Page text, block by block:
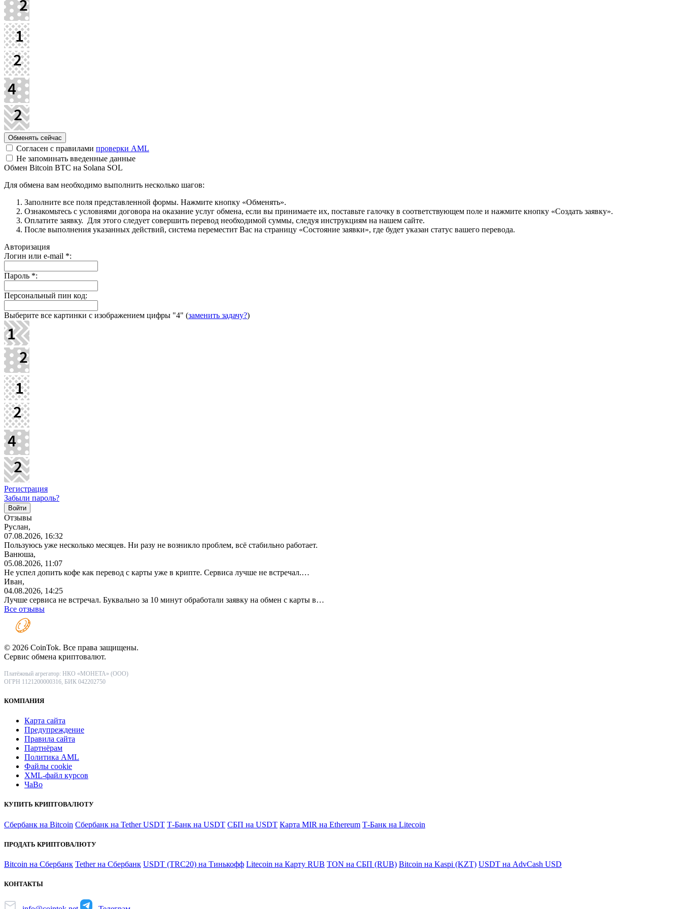
Согласен с правилами проверки AML
Не запоминать введенные данные
Обмен Bitcoin BTC на Solana SOL
Для обмена вам необходимо выполнить несколько шагов:
Заполните все поля представленной формы. Нажмите кнопку «Обменять».
Ознакомьтесь с условиями договора на оказание услуг обмена, если вы принимаете их, поставьте галочку в соответствующем поле и нажмите кнопку «Создать заявку».
Оплатите заявку. Для этого следует совершить перевод необходимой суммы, следуя инструкциям на нашем сайте.
После выполнения указанных действий, система переместит Вас на страницу «Состояние заявки», где будет указан статус вашего перевода.
Авторизация
Логин или e-mail *:
Пароль *:
Персональный пин код:
Выберите все картинки с изображением цифры "4" (заменить задачу?)
Регистрация
Забыли пароль?
Отзывы
Руслан,
07.08.2026, 16:32
Пользуюсь уже несколько месяцев. Ни разу не возникло проблем, всё стабильно работает.
Ванюша,
05.08.2026, 11:07
Не успел допить кофе как перевод с карты уже в крипте. Сервиса лучше не встречал.…
Иван,
04.08.2026, 14:25
Лучше сервиса не встречал. Буквально за 10 минут обработали заявку на обмен с карты в…
Все отзывы
© 2026 CoinTok. Все права защищены.
Сервис обмена криптовалют.
Платёжный агрегатор: НКО «МОНЕТА» (ООО)
ОГРН 1121200000316, БИК 042202750
КОМПАНИЯ
Карта сайта
Предупреждение
Правила сайта
Партнёрам
Политика AML
Файлы coоkie
XML-файл курсов
ЧаВо
КУПИТЬ КРИПТОВАЛЮТУ
Сбербанк на Bitcoin Сбербанк на Tether USDT Т-Банк на USDT СБП на USDT Карта MIR на Ethereum Т-Банк на Litecoin
ПРОДАТЬ КРИПТОВАЛЮТУ
Bitcoin на Сбербанк Tether на Сбербанк USDT (TRC20) на Тинькофф Litecoin на Карту RUB TON на СБП (RUB) Bitcoin на Kaspi (KZT) USDT на AdvCash USD
КОНТАКТЫ